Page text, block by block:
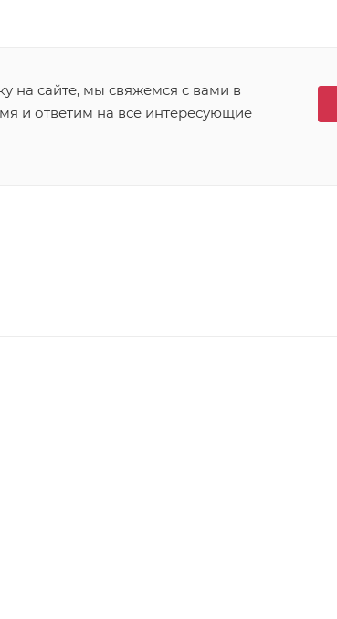
на сайте, мы свяжемся с вами в
и ответим на все интересующие